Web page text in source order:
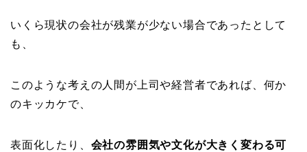
いくら現状の会社が残業が少ない場合であったとして
も、
このような考えの人間が上司や経営者であれば、何か
のキッカケで、
表面化したり、 会社の雰囲気や文化が大きく変わる可